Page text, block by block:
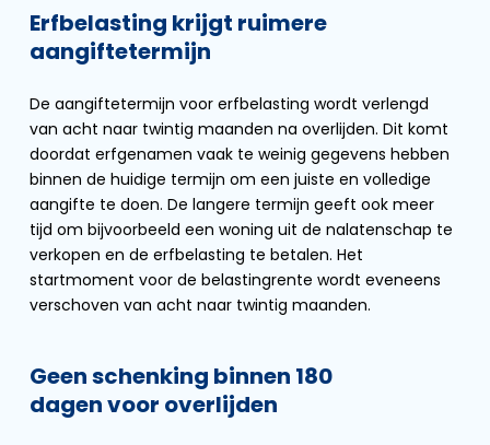
Erfbelasting krijgt ruimere
aangiftetermijn
De aangiftetermijn voor erfbelasting wordt verlengd
van acht naar twintig maanden na overlijden. Dit komt
doordat erfgenamen vaak te weinig gegevens hebben
binnen de huidige termijn om een juiste en volledige
aangifte te doen. De langere termijn geeft ook meer
tijd om bijvoorbeeld een woning uit de nalatenschap te
verkopen en de erfbelasting te betalen. Het
startmoment voor de belastingrente wordt eveneens
verschoven van acht naar twintig maanden.
Geen schenking binnen 180
dagen voor overlijden